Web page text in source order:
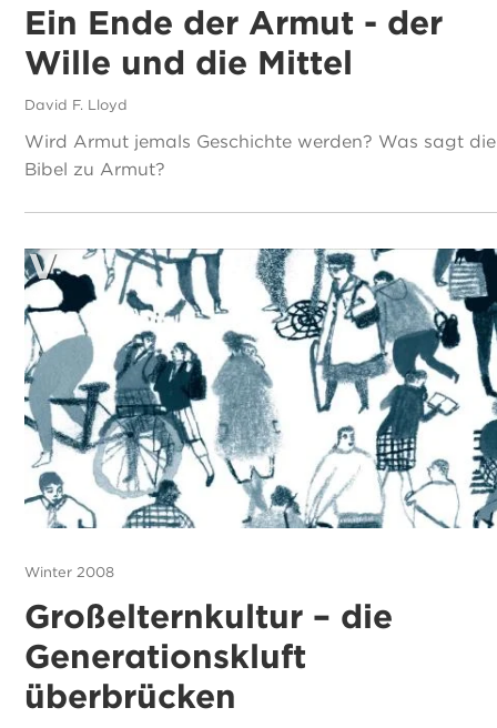
Ein Ende der Armut - der
Wille und die Mittel
David F. Lloyd
Wird Armut jemals Geschichte werden? Was sagt die
Bibel zu Armut?
Winter 2008
Großelternkultur – die
Generationskluft
überbrücken